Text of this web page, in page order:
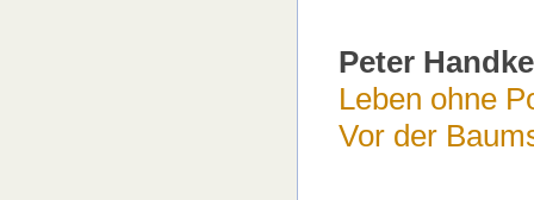
Peter Handke
Leben ohne
Vor der